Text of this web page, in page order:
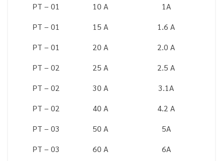
PT – 01
10 A
1A
PT – 01
15 A
1.6 A
PT – 01
20 A
2.0 A
PT – 02
25 A
2.5 A
PT – 02
30 A
3.1A
PT – 02
40 A
4.2 A
PT – 03
50 A
5A
PT – 03
60 A
6A